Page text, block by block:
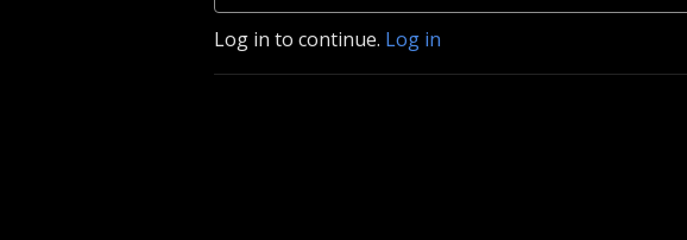
Log in to continue. Log in